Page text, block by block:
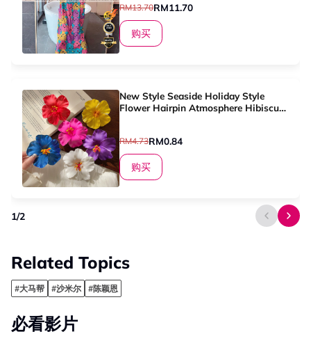
RM13.70RM11.70
购买
New Style Seaside Holiday Style
Flower Hairpin Atmosphere Hibiscus
RM4.73RM0.84
购买
1/2
Related Topics
#大马帮 #沙米尔 #陈颖恩
必看影片